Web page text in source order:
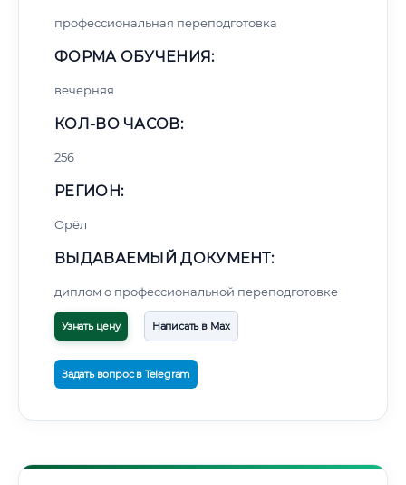
профессиональная переподготовка
ФОРМА ОБУЧЕНИЯ:
вечерняя
КОЛ-ВО ЧАСОВ:
256
РЕГИОН:
Орёл
ВЫДАВАЕМЫЙ ДОКУМЕНТ:
диплом о профессиональной переподготовке
Узнать цену Написать в Max
Задать вопрос в Telegram